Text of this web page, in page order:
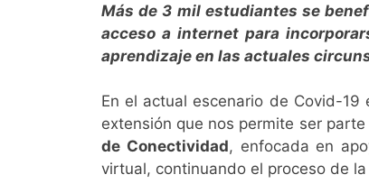
Más de 3 mil estudiantes se
acceso a internet para
aprendizaje en las actuales
En el actual escenario de Covid-19
extensión que nos permite ser
de Conectividad, enfocada en
virtual, continuando el proceso de